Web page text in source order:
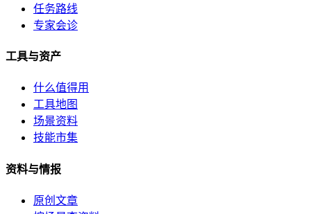
任务路线
专家会诊
工具与资产
什么值得用
工具地图
场景资料
技能市集
资料与情报
原创文章